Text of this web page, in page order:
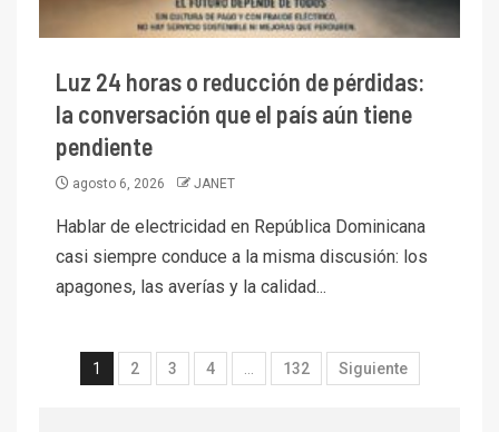
Luz 24 horas o reducción de pérdidas:
la conversación que el país aún tiene
pendiente
agosto 6, 2026 JANET
Hablar de electricidad en República Dominicana
casi siempre conduce a la misma discusión: los
apagones, las averías y la calidad...
1 2 3 4 … 132 Siguiente